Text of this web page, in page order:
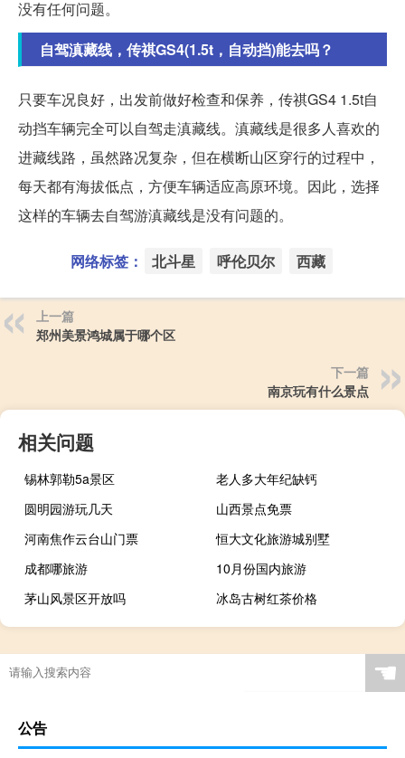
没有任何问题。
自驾滇藏线，传祺GS4(1.5t，自动挡)能去吗？
只要车况良好，出发前做好检查和保养，传祺GS4 1.5t自
动挡车辆完全可以自驾走滇藏线。滇藏线是很多人喜欢的
进藏线路，虽然路况复杂，但在横断山区穿行的过程中，
每天都有海拔低点，方便车辆适应高原环境。因此，选择
这样的车辆去自驾游滇藏线是没有问题的。
网络标签： 北斗星 呼伦贝尔 西藏
上一篇
郑州美景鸿城属于哪个区
下一篇
南京玩有什么景点
相关问题
锡林郭勒5a景区
老人多大年纪缺钙
圆明园游玩几天
山西景点免票
河南焦作云台山门票
恒大文化旅游城别墅
成都哪旅游
10月份国内旅游
茅山风景区开放吗
冰岛古树红茶价格
☚
公告